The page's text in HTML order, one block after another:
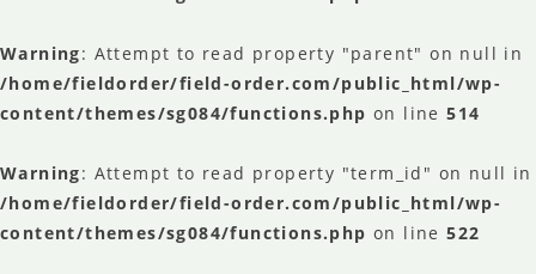
Warning: Attempt to read property "parent" on null in
/home/fieldorder/field-order.com/public_html/wp-
content/themes/sg084/functions.php on line514
Warning: Attempt to read property "term_id" on null in
/home/fieldorder/field-order.com/public_html/wp-
content/themes/sg084/functions.php on line522